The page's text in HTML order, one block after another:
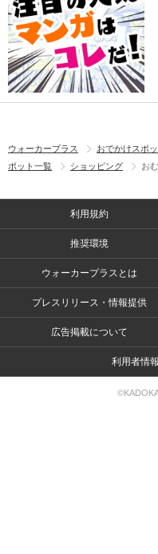
ウォーカープラス おでかけスポ
ポット一覧
ショッピング お
利用規約
推奨環境
ウォーカープラスとは
プレスリリース・情報提供
広告掲載について
利用者情